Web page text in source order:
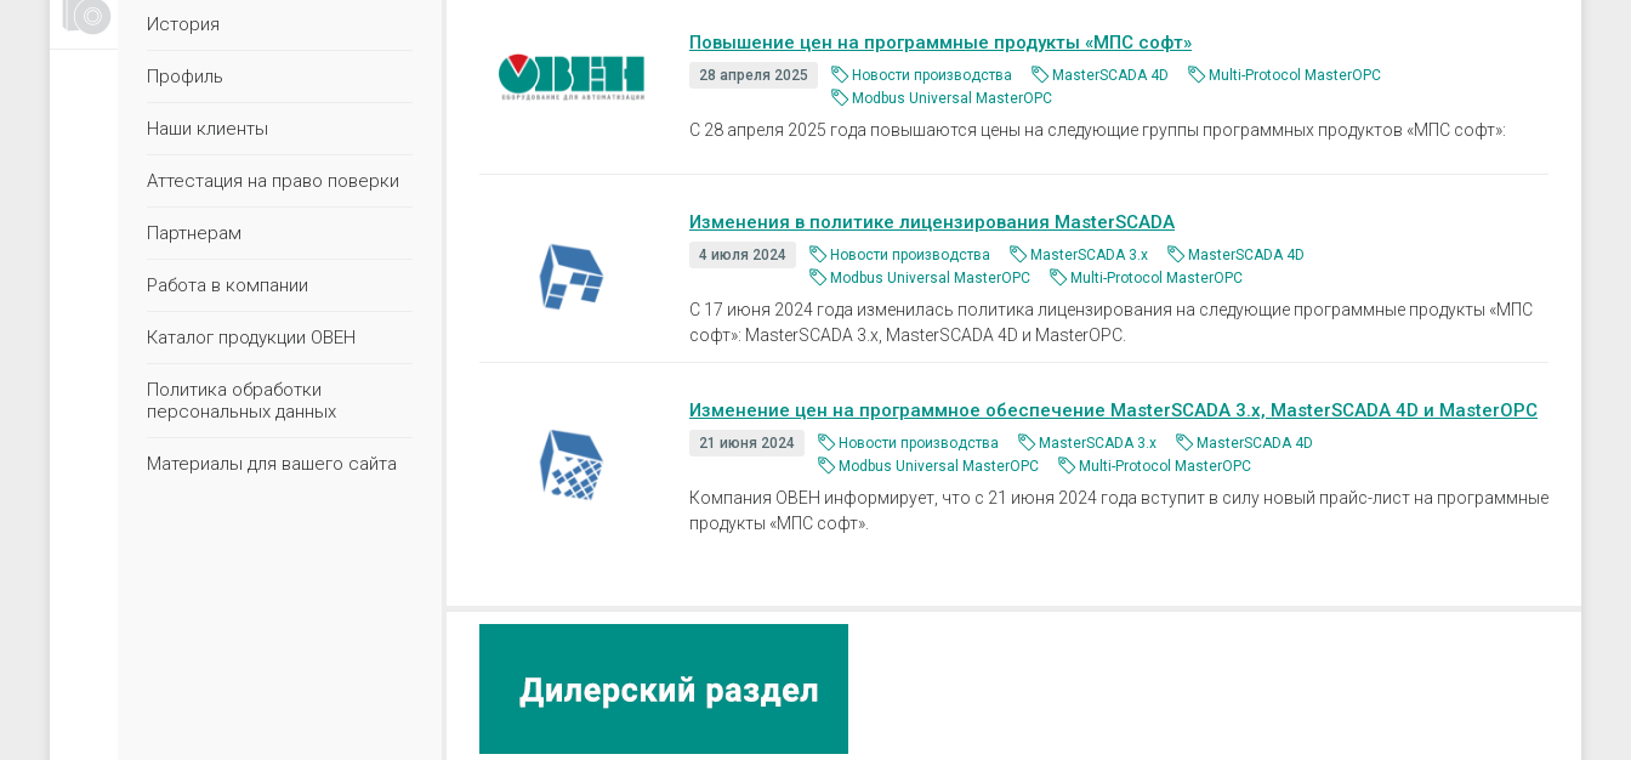
Счетчики, таймеры, тахометры
Для водоподготовки
Для электрических сетей
Ручные задатчики сигналов
Дополнительные устройства
Приборы для индикации и
управления задвижками
Устройства контроля и защиты
Реле защиты
Твердотельные реле Протон-
Твердотельные и
промежуточные реле MEYERTEC
Микроклимат для шкафов
Электротехническое
оборудование MEYERTEC
Нормирующие преобразователи
Аксессуары к датчикам
температуры
Аксессуары к датчикам давления
влажности
Профиль
Работа в компании
Каталог продукции ОВЕН
Проверить статус заказа
История
Профиль
Наши клиенты
Аттестация на право поверки
Партнерам
Работа в компании
Каталог продукции ОВЕН
Политика обработки
персональных данных
Материалы для вашего сайта
Повышение цен на программные продукты «МПС софт»
28 апреля 2025 Новости производства MasterSCADA 4D
Multi-Protocol MasterOPC
Modbus Universal MasterOPC
С 28 апреля 2025 года повышаются цены на следующие группы программных продуктов «МПС софт»:
Изменения в политике лицензирования MasterSCADA
4 июля 2024 Новости производства MasterSCADA 3.х
MasterSCADA 4D
Modbus Universal MasterOPC
Multi-Protocol MasterOPC
C 17 июня 2024 года изменилась политика лицензирования на следующие программные продукты «МПС
софт»: MasterSCADA 3.x, MasterSCADA 4D и MasterOPC.
Изменение цен на программное обеспечение MasterSCADA 3.x, MasterSCADA 4D и MasterOPC
21 июня 2024 Новости производства MasterSCADA 3.х
MasterSCADA 4D
Modbus Universal MasterOPC
Multi-Protocol MasterOPC
Компания ОВЕН информирует, что с 21 июня 2024 года вступит в силу новый прайс-лист на программные
продукты «МПС софт».